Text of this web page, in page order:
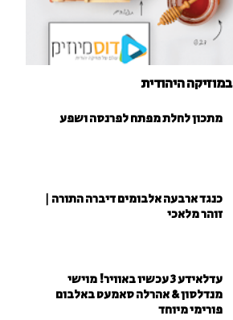
היהודית
מתכון לחלת מפתח לפרנסה ושפע
כנגד ארבעה אלבומים דיברה התורה |
זוהר מלאכי
עדלאידע 3 עכשיו באוויר! מוישי
מנדלסון & אהרלה סאמעט באלבום
פורימי מיוחד